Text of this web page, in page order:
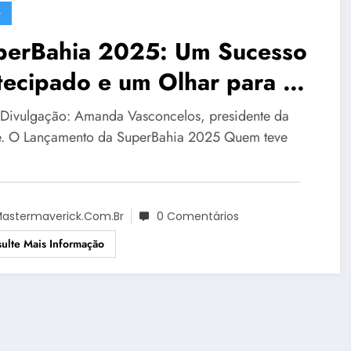
2025: Um Sucesso
e um Olhar para o
Amanda Vasconcelos, presidente da
O Lançamento da SuperBahia 2025 Quem teve
0 Comentários
Mais Informação